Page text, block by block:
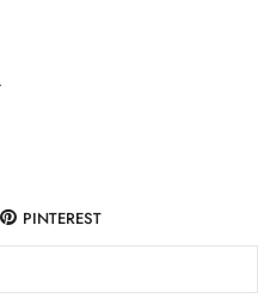
PINTEREST